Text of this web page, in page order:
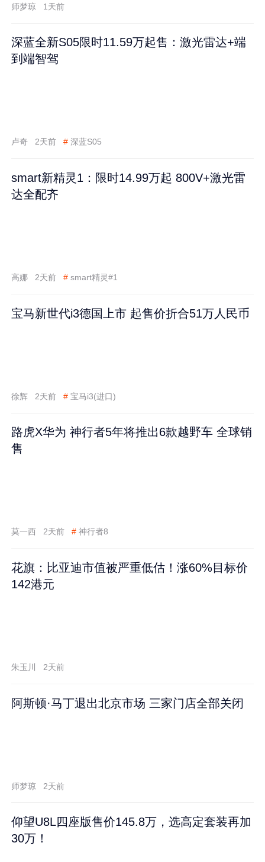
师梦琼 1天前
深蓝全新S05限时11.59万起售：激光雷达+端
到端智驾
卢奇 2天前 # 深蓝S05
smart新精灵1：限时14.99万起 800V+激光雷
达全配齐
高娜 2天前 # smart精灵#1
宝马新世代i3德国上市 起售价折合51万人民币
徐辉 2天前 # 宝马i3(进口)
路虎X华为 神行者5年将推出6款越野车 全球销
售
莫一西 2天前 # 神行者8
花旗：比亚迪市值被严重低估！涨60%目标价
142港元
朱玉川 2天前
阿斯顿·马丁退出北京市场 三家门店全部关闭
师梦琼 2天前
仰望U8L四座版售价145.8万，选高定套装再加
30万！